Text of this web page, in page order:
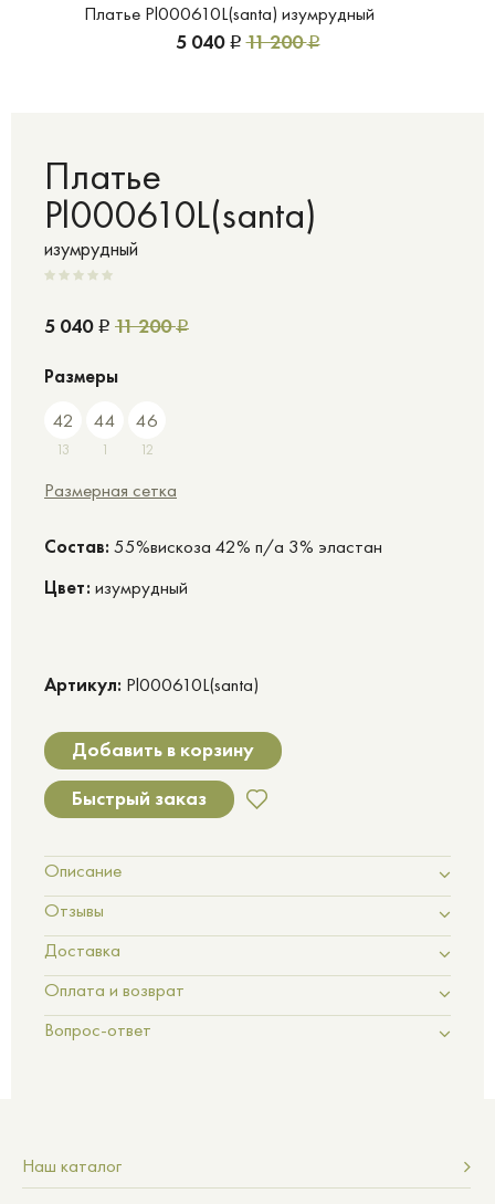
Платье Pl000610L(santa) изумрудный
5 040 Р 11 200Р
Платье
Pl000610L(santa)
изумрудный
5 040 Р 11 200Р
Размеры
42
13
44
1
46
12
Размерная сетка
Cостав: 55%вискоза 42% п/а 3% эластан
Цвет: изумрудный
Артикул: Pl000610L(santa)
Добавить в корзину
Быстрый заказ
Описание
Отзывы
Доставка
Оплата и возврат
Вопрос-ответ
Наш каталог